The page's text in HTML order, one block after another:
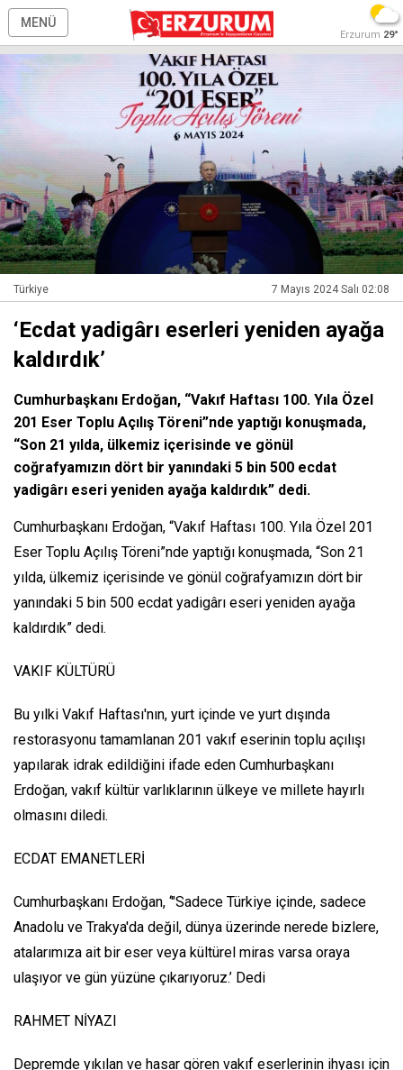
MENÜ
Erzurum 29°
Türkiye 7 Mayıs 2024 Salı 02:08
‘Ecdat yadigârı eserleri yeniden ayağa
kaldırdık’
Cumhurbaşkanı Erdoğan, “Vakıf Haftası 100. Yıla Özel
201 Eser Toplu Açılış Töreni”nde yaptığı konuşmada,
“Son 21 yılda, ülkemiz içerisinde ve gönül
coğrafyamızın dört bir yanındaki 5 bin 500 ecdat
yadigârı eseri yeniden ayağa kaldırdık” dedi.
Cumhurbaşkanı Erdoğan, “Vakıf Haftası 100. Yıla Özel 201
Eser Toplu Açılış Töreni”nde yaptığı konuşmada, “Son 21
yılda, ülkemiz içerisinde ve gönül coğrafyamızın dört bir
yanındaki 5 bin 500 ecdat yadigârı eseri yeniden ayağa
kaldırdık” dedi.
VAKIF KÜLTÜRÜ
Bu yılki Vakıf Haftası'nın, yurt içinde ve yurt dışında
restorasyonu tamamlanan 201 vakıf eserinin toplu açılışı
yapılarak idrak edildiğini ifade eden Cumhurbaşkanı
Erdoğan, vakıf kültür varlıklarının ülkeye ve millete hayırlı
olmasını diledi.
ECDAT EMANETLERİ
Cumhurbaşkanı Erdoğan, ‘"Sadece Türkiye içinde, sadece
Anadolu ve Trakya'da değil, dünya üzerinde nerede bizlere,
atalarımıza ait bir eser veya kültürel miras varsa oraya
ulaşıyor ve gün yüzüne çıkarıyoruz.’ Dedi
RAHMET NİYAZI
Depremde yıkılan ve hasar gören vakıf eserlerinin ihyası için